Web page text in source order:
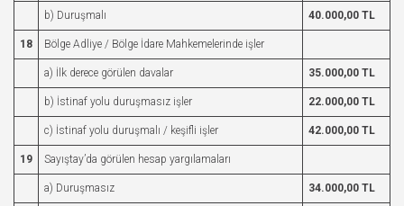
b) Duruşmalı 40.000,00 TL
18 Bölge Adliye / Bölge İdare Mahkemelerinde işler
a) İlk derece görülen davalar 35.000,00 TL
b) İstinaf yolu duruşmasız işler 22.000,00 TL
c) İstinaf yolu duruşmalı / keşifli işler 42.000,00 TL
19 Sayıştay’da görülen hesap yargılamaları
a) Duruşmasız 34.000,00 TL